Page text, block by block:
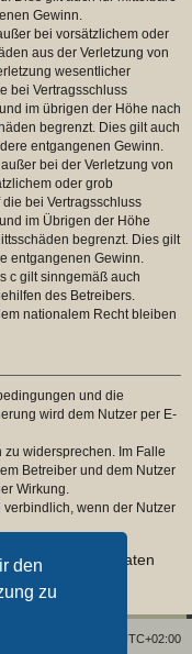
den
zu
Gewinn.
bei vorsätzlichem oder
aus der Verletzung von
wesentlicher
bei Vertragsschluss
im übrigen der Höhe nach
begrenzt. Dies gilt auch
entgangenen Gewinn.
bei der Verletzung von
oder grob
bei Vertragsschluss
im Übrigen der Höhe
begrenzt. Dies gilt
entgangenen Gewinn.
c gilt sinngemäß auch
des Betreibers.
nationalem Recht bleiben
und die
wird dem Nutzer per E-
widersprechen. Im Falle
Betreiber und dem Nutzer
Wirkung.
wenn der Nutzer
persönlichen Daten
UTC+02:00